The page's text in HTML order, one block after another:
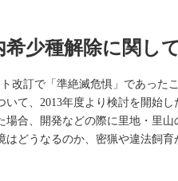
少種解除に関して
改訂で「準絶滅危惧」であった
て、2013年度より検討を開始
合、開発などの際に里地・里
はどうなるのか、密猟や違法飼